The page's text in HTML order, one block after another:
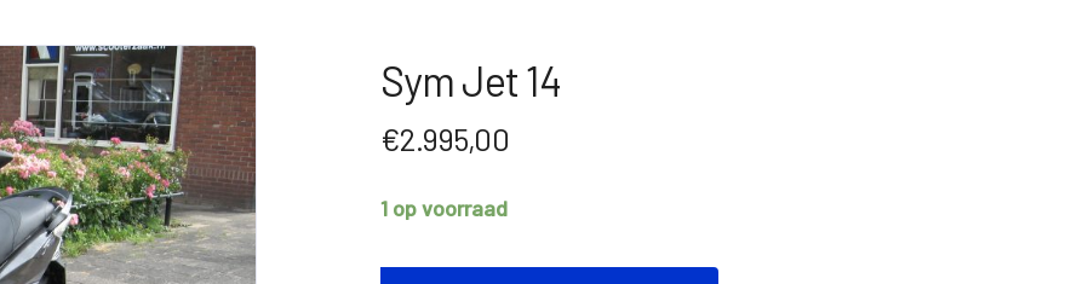
Sym Jet 14
€2.995,00
1 op voorraad